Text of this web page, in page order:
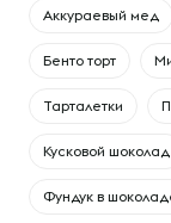
Аккураевый мед
Бенто торт
Тарталетки
Кусковой шоколад
Фундук в